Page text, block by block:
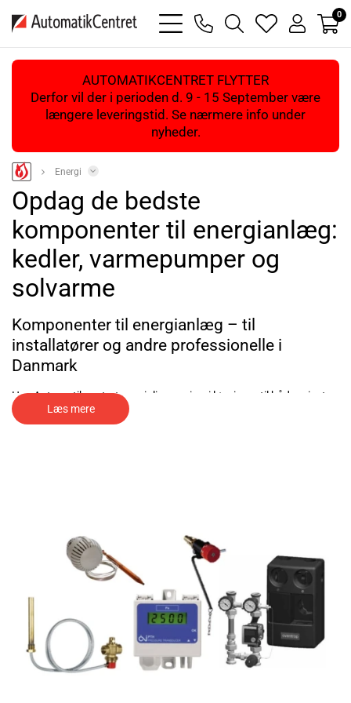
bars
light
phone
magnifying
glass
heart
light
user
light
0
AUTOMATIKCENTRET FLYTTER
Derfor vil der i perioden d. 9 - 15 September være
længere leveringstid. Se nærmere info under
nyheder.
Energi
Opdag de bedste
komponenter til energianlæg:
kedler, varmepumper og
solvarme
Komponenter til energianlæg – til
installatører og andre professionelle i
Danmark
HosAutomatikcentretspecialiserer vi os i løsninger til både private
og erhverv i hele landet. Vores sortiment dækker alt fra
komponenter til kedler og varmepumper samt solvarmeanlæg.
førende producenter. Vi har stor erfaring med projektering,
lagerføring og direkte levering. Hos os er du med andre ord sikret
adgang til de mest effektive og moderne løsninger til energianlæg –
uanset projektets størrelse.
Se vores udvalg af komponenter
Vi har et omfattende sortiment af komponenter til kedler,
varmepumper og solvarmeanlæg– alt sammen udvalgt med fokus
på driftssikkerhed, energieffektivitet og nem installation. Uanset om
Læs mere